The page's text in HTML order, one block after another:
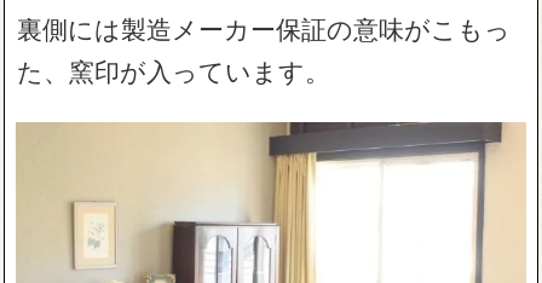
裏側には製造メーカー保証の意味がこもっ
た、窯印が入っています。